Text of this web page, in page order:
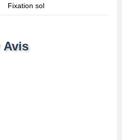
Fixation sol
Avis